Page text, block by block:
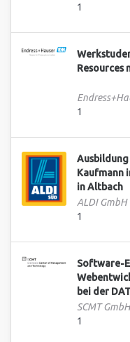
1
Resources
1
Kaufmann
in Altbach
ALDI GmbH
1
Software-
bei der
SCMT
1